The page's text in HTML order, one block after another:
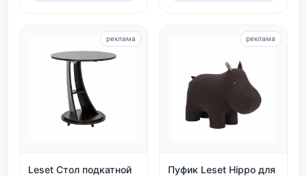
Leset Стол подкатной
реклама
Пуфик Leset Hippo для
реклама